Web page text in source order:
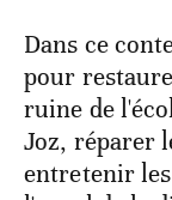
Dans ce
pour
ruine de
Joz, réparer
entretenir